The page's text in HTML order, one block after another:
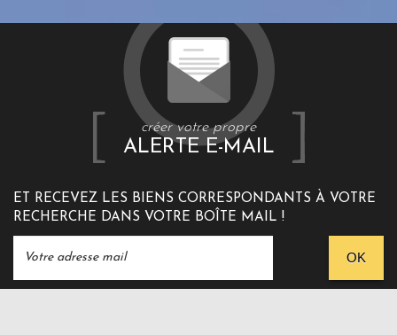
créer votre propre
ALERTE E-MAIL
ET RECEVEZ LES BIENS CORRESPONDANTS À VOTRE
RECHERCHE DANS VOTRE BOÎTE MAIL !
OK